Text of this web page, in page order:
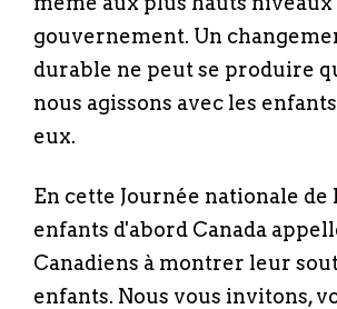
gouvernement. Un
durable ne peut se produire
nous agissons avec les
eux.
En cette Journée nationale de
enfants d'abord Canada
Canadiens à montrer leur
enfants. Nous vous invitons,